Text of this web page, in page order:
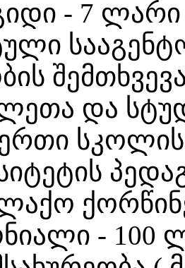
- 7 ლარი
და
- 100